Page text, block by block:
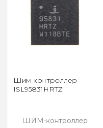
Шим-контроллер
ISL95831HRTZ
ШИМ-контроллер